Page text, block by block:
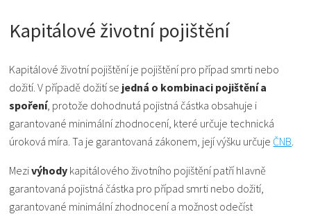
Kapitálové životní pojištění
Kapitálové životní pojištění je pojištění pro případ smrti nebo
dožití. V případě dožití se jedná o kombinaci pojištění a
spoření, protože dohodnutá pojistná částka obsahuje i
garantované minimální zhodnocení, které určuje technická
úroková míra. Ta je garantovaná zákonem, její výšku určujeČNB
Mezivýhody kapitálového životního pojištění patří hlavně
garantovaná pojistná částka pro případ smrti nebo dožití,
garantované minimální zhodnocení a možnost odečíst